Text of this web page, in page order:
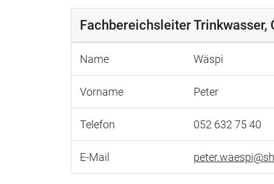
Fachbereichsleiter Trinkwasser,
Name Wäspi
Vorname Peter
Telefon 052 632 75 40
E-Mail